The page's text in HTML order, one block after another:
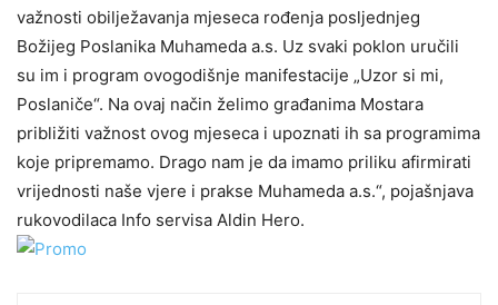
važnosti obilježavanja mjeseca rođenja posljednjeg
Božijeg Poslanika Muhameda a.s. Uz svaki poklon uručili
su im i program ovogodišnje manifestacije „Uzor si mi,
Poslaniče“. Na ovaj način želimo građanima Mostara
približiti važnost ovog mjeseca i upoznati ih sa programima
koje pripremamo. Drago nam je da imamo priliku afirmirati
vrijednosti naše vjere i prakse Muhameda a.s.“, pojašnjava
rukovodilaca Info servisa Aldin Hero.